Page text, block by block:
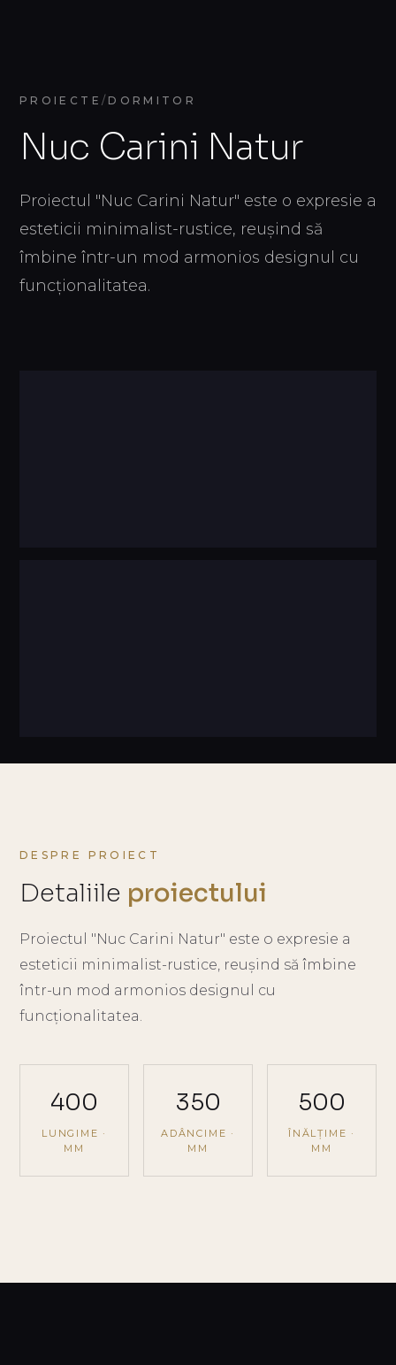
PROIECTE / DORMITOR
Nuc Carini Natur
Proiectul "Nuc Carini Natur" este o expresie a
esteticii minimalist-rustice, reușind să
îmbine într-un mod armonios designul cu
funcționalitatea.
DESPRE PROIECT
Detaliile proiectului
Proiectul "Nuc Carini Natur" este o expresie a
esteticii minimalist-rustice, reușind să îmbine
într-un mod armonios designul cu
funcționalitatea.
400
LUNGIME ·
MM
350
ADÂNCIME ·
MM
500
ÎNĂLȚIME ·
MM